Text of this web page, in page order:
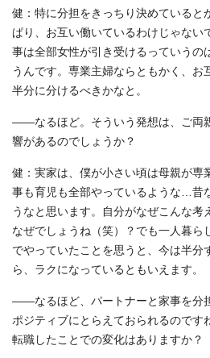
健：特に分担をきっちり決めていると
ぱり、お互い働いているわけじゃない
事は全部女性が引き受けるっていうの
うんです。専業主婦ならともかく、お
半分に分けるべきかなと。
――なるほど。そういう発想は、ご両
響があるのでしょうか？
健：実家は、僕が小さい頃は母親が専
事も育児も全部やっているような…昔
うなと思います。自分がなぜこんな
なぜでしょうね（笑）？でも一人暮ら
でやっていたことを思うと、今は半分
ら、ラクになっているともいえます。
――なるほど、パートナーと家事を分
ポジティブにとらえておられるのです
転職したことでの変化はありますか？